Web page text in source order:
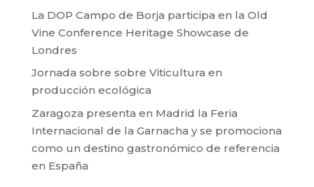
La DOP Campo de Borja participa en la Old
Vine Conference Heritage Showcase de
Londres
Jornada sobre sobre Viticultura en
producción ecológica
Zaragoza presenta en Madrid la Feria
Internacional de la Garnacha y se promociona
como un destino gastronómico de referencia
en España